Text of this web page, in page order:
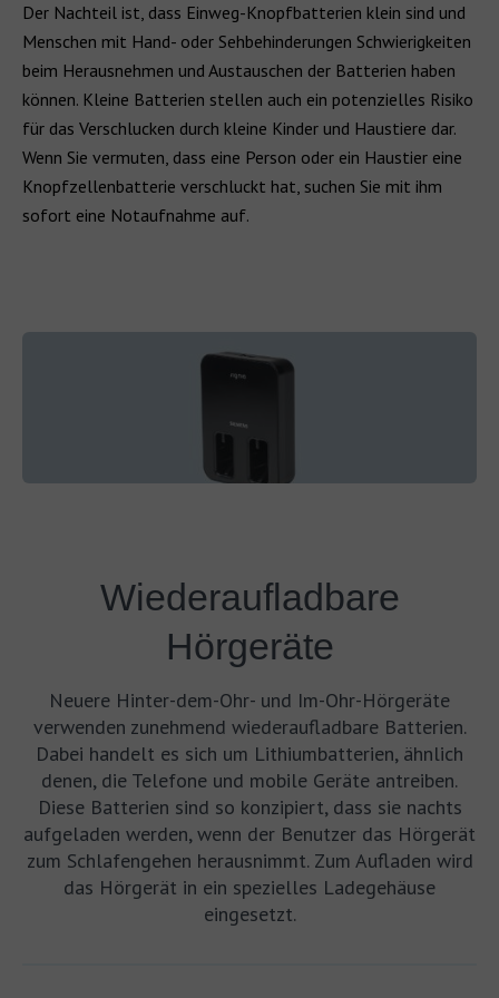
Der Nachteil ist, dass Einweg-Knopfbatterien klein sind und
Menschen mit Hand- oder Sehbehinderungen Schwierigkeiten
beim Herausnehmen und Austauschen der Batterien haben
können. Kleine Batterien stellen auch ein potenzielles Risiko
für das Verschlucken durch kleine Kinder und Haustiere dar.
Wenn Sie vermuten, dass eine Person oder ein Haustier eine
Knopfzellenbatterie verschluckt hat, suchen Sie mit ihm
sofort eine Notaufnahme auf.
Wiederaufladbare
Hörgeräte
Neuere Hinter-dem-Ohr- und Im-Ohr-Hörgeräte
verwenden zunehmend wiederaufladbare Batterien.
Dabei handelt es sich um Lithiumbatterien, ähnlich
denen, die Telefone und mobile Geräte antreiben.
Diese Batterien sind so konzipiert, dass sie nachts
aufgeladen werden, wenn der Benutzer das Hörgerät
zum Schlafengehen herausnimmt. Zum Aufladen wird
das Hörgerät in ein spezielles Ladegehäuse
eingesetzt.